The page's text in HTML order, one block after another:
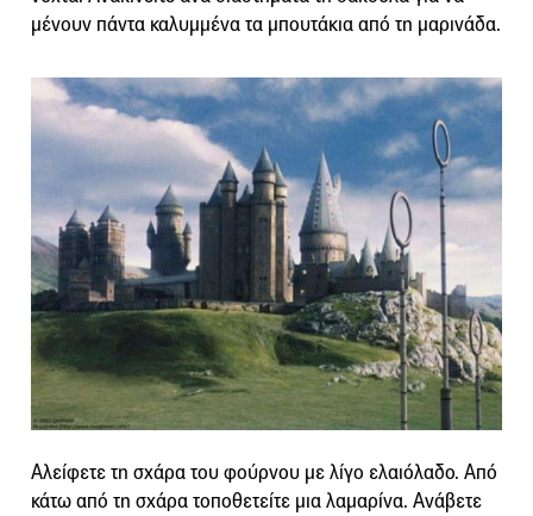
μένουν πάντα καλυμμένα τα μπουτάκια από τη μαρινάδα.
Αλείφετε τη σχάρα του φούρνου με λίγο ελαιόλαδο. Από
κάτω από τη σχάρα τοποθετείτε μια λαμαρίνα. Ανάβετε